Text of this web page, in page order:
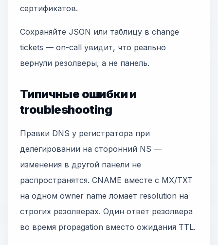
сертификатов.
Сохраняйте JSON или таблицу в change
tickets — on-call увидит, что реально
вернули резолверы, а не панель.
Типичные ошибки и
troubleshooting
Правки DNS у регистратора при
делегировании на сторонний NS —
изменения в другой панели не
распространятся. CNAME вместе с MX/TXT
на одном owner name ломает resolution на
строгих резолверах. Один ответ резолвера
во время propagation вместо ожидания TTL.